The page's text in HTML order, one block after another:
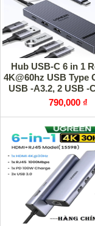
Hub USB-C 6 in 1
4K@60hz USB Type
USB -A3.2, 2 USB -
100W Ugreen
790,000 ₫